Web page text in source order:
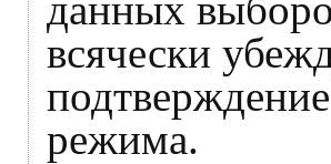
всячески
режима.